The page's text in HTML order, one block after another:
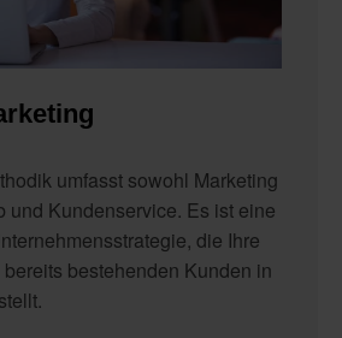
umfasst sowohl Marketing
und Kundenservice. Es ist eine
die Ihre
bestehenden Kunden in